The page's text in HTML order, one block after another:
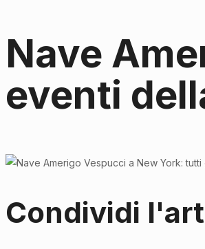
Nave
eventi
Condividi